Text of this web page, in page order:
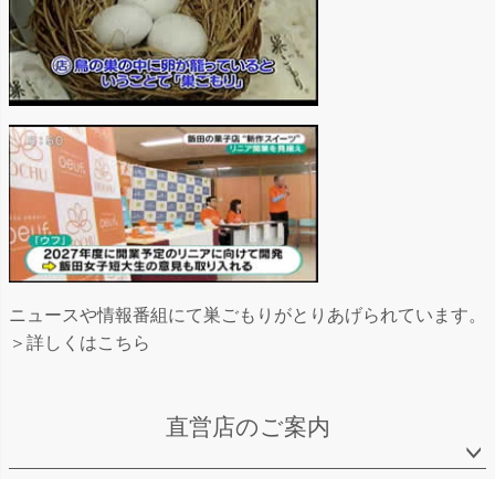
ニュースや情報番組にて巣ごもりがとりあげられています。
＞詳しくはこちら
直営店のご案内